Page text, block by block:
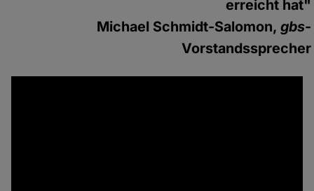
erreicht hat"
Michael Schmidt-Salomon,gbs-
Vorstandssprecher